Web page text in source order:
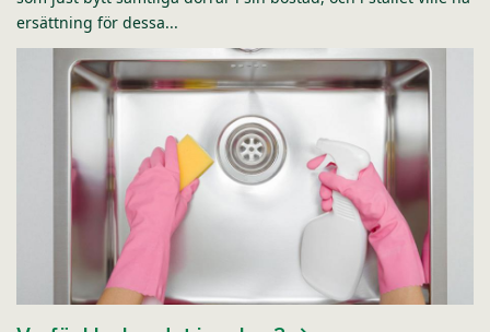
ersättning för dessa...